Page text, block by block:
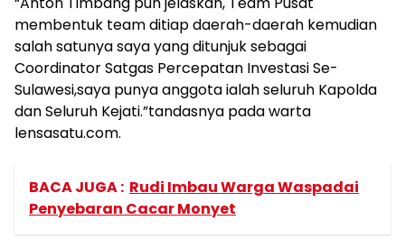
membentuk team ditiap daerah-daerah kemudian
salah satunya saya yang ditunjuk sebagai
Coordinator Satgas Percepatan Investasi Se-
Sulawesi,saya punya anggota ialah seluruh Kapolda
dan Seluruh Kejati.”tandasnya pada warta
lensasatu.com.
BACA JUGA : Rudi Imbau Warga Waspadai
Penyebaran Cacar Monyet